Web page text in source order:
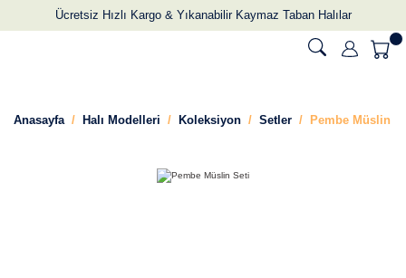
Ücretsiz Hızlı Kargo & Yıkanabilir Kaymaz Taban Halılar
Anasayfa Halı Modelleri Koleksiyon Setler Pembe Müslin